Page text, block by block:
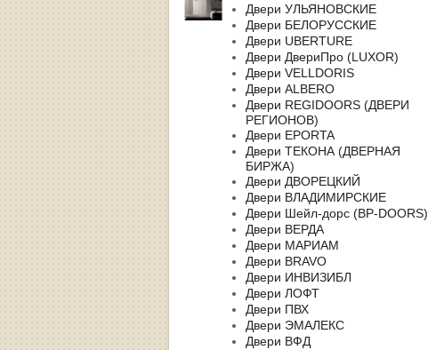
Двери УЛЬЯНОВСКИЕ
Двери БЕЛОРУССКИЕ
Двери UBERTURE
Двери ДвериПро (LUXOR)
Двери VELLDORIS
Двери ALBERO
Двери REGIDOORS (ДВЕРИ
РЕГИОНОВ)
Двери EPORTA
Двери ТЕКОНА (ДВЕРНАЯ
БИРЖА)
Двери ДВОРЕЦКИЙ
Двери ВЛАДИМИРСКИЕ
Двери Шейл-дорс (BP-DOORS)
Двери ВЕРДА
Двери МАРИАМ
Двери BRAVO
Двери ИНВИЗИБЛ
Двери ЛОФТ
Двери ПВХ
Двери ЭМАЛЕКС
Двери ВФД